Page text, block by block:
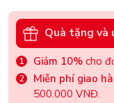
Quà tặng và
Giảm 10% cho
Miễn phí giao
500.000 VNĐ.